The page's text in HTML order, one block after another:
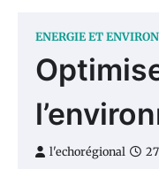
ENERGIE ET
l'echorégional